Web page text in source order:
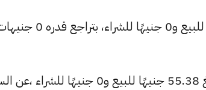
وتراجع سعر الأونصة بالدولار ليسجل 4557.68 جنيهًا
كما شهد سعر دولار الصاغة تراجعًا بقيمة 0 جنيهًا ليبلغ 55.38 جنيهًا للبيع و0 جنيهًا